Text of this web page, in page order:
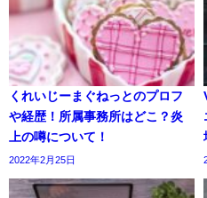
くれいじーまぐねっとのプロフ
や経歴！所属事務所はどこ？炎
上の噂について！
2022年2月25日